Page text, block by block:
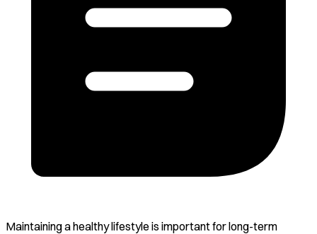
Maintaining a healthy lifestyle is important for long-term